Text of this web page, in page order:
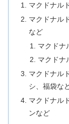
マクドナル
マクドナル
など
マクドナ
マクドナ
マクドナル
シ、福袋な
マクドナル
ンなど